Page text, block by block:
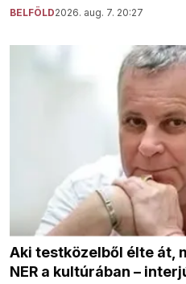
BELFÖLD2026. aug. 7. 20:27
Aki testközelből élte át,
NER a kultúrában –